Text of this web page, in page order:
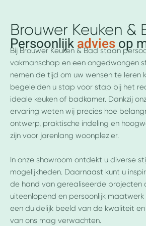
Brouwer Keuken &
Persoonlijk advies op
Bij Brouwer Keuken & Bad staan
vakmanschap en een ongedwongen
nemen de tijd om uw wensen te leren
begeleiden u stap voor stap bij het
ideale keuken of badkamer. Dankzij
ervaring weten wij precies hoe
ontwerp, praktische indeling en
zijn voor jarenlang woonplezier.
In onze showroom ontdekt u diverse
mogelijkheden. Daarnaast kunt u
de hand van gerealiseerde projecten
uiteenlopend en persoonlijk maatwerk
een duidelijk beeld van de kwaliteit
van ons mag verwachten.